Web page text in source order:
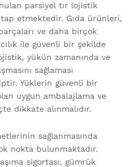
parsiyel tır lojistik
etmektedir. Gıda ürünleri,
ve daha birçok
ile güvenli bir şekilde
yükün zamanında ve
sağlaması
Yüklerin güvenli bir
uygun ambalajlama ve
dikkate alınmalıdır.
sağlanmasında
nokta bulunmaktadır.
sigortası, gümrük